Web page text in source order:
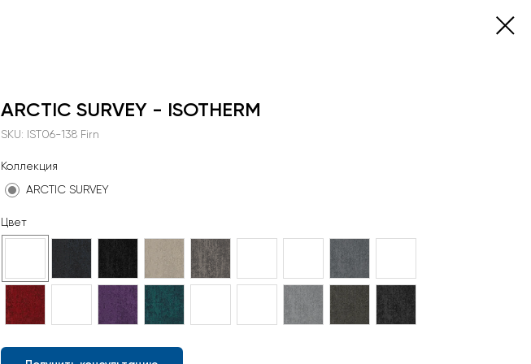
ARCTIC SURVEY - ISOTHERM
SKU: IST06-138 Firn
Коллекция
ARCTIC SURVEY
Цвет